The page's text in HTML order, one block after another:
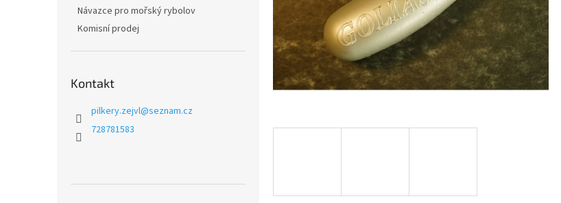
Návazce pro mořský rybolov
Komisní prodej
Kontakt
pilkery.zejvl@seznam.cz
728781583